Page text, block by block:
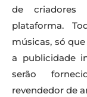
de criadores
plataforma.
músicas, só
a publicidade
serão
revendedor de